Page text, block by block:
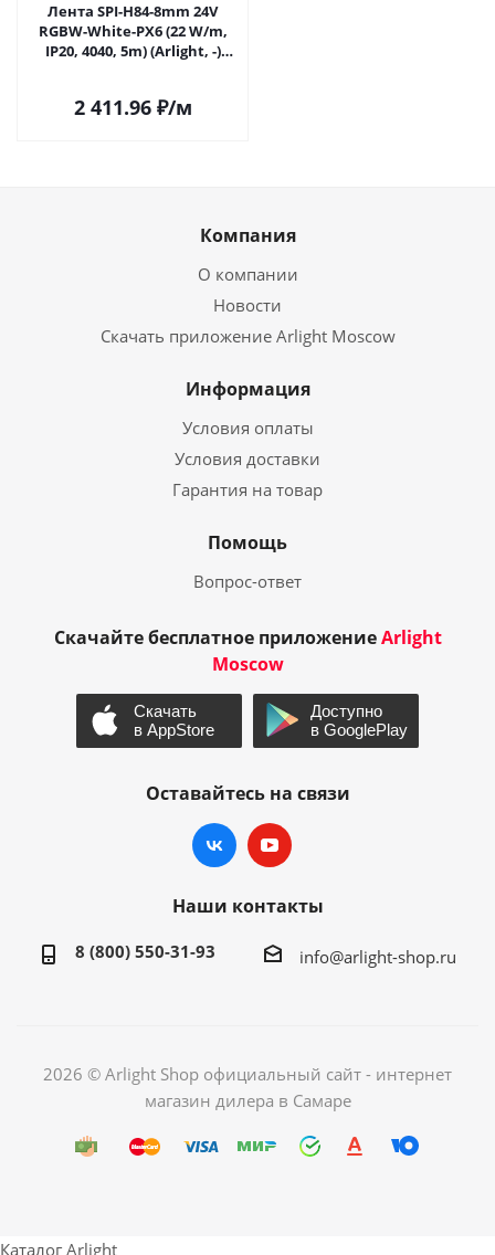
Лента SPI-H84-8mm 24V
RGBW-White-PX6 (22 W/m,
IP20, 4040, 5m) (Arlight, -)
2 411.96₽/м
Компания
О компании
Новости
Скачать приложение Arlight Moscow
Информация
Условия оплаты
Условия доставки
Гарантия на товар
Помощь
Вопрос-ответ
Скачайте бесплатное приложениеArlight
Moscow
Оставайтесь на связи
Наши контакты
8 (800) 550-31-93 info@arlight-shop.ru
2026 © Arlight Shop официальный сайт - интернет
магазин дилера в Самаре
Каталог Arlight